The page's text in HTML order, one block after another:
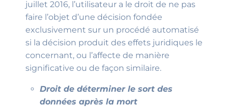
juillet 2016, l’utilisateur a le droit de ne pas
faire l’objet d’une décision fondée
exclusivement sur un procédé automatisé
si la décision produit des effets juridiques le
concernant, ou l’affecte de manière
significative ou de façon similaire.
Droit de déterminer le sort des
données après la mort